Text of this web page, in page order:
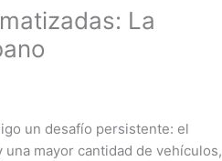
La
un desafío persistente: el
mayor cantidad de vehículos,